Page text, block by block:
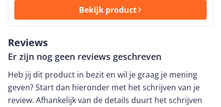
Bekijk product
Reviews
Er zijn nog geen reviews geschreven
Heb jij dit product in bezit en wil je graag je mening
geven? Start dan hieronder met het schrijven van je
review. Afhankelijk van de details duurt het schrijven